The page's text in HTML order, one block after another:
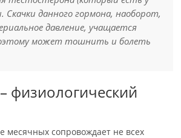
данного гормона, наоборот,
давление, учащается
может тошнить и болеть
физиологический
месячных сопровождает не всех